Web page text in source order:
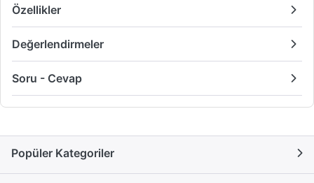
Özellikler
Değerlendirmeler
Soru - Cevap
Popüler Kategoriler